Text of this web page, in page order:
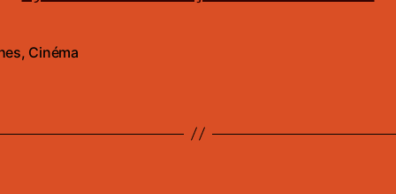
, Cinéma